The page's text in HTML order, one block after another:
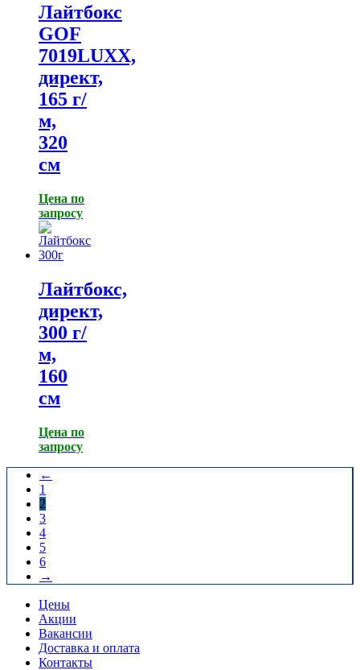
Лайтбокс
GOF
7019LUXX,
директ,
165 г/
м,
320
см
Цена по
запросу
Лайтбокс,
директ,
300 г/
м,
160
см
Цена по
запросу
←
1
2
3
4
5
6
→
Цены
Акции
Вакансии
Доставка и оплата
Контакты